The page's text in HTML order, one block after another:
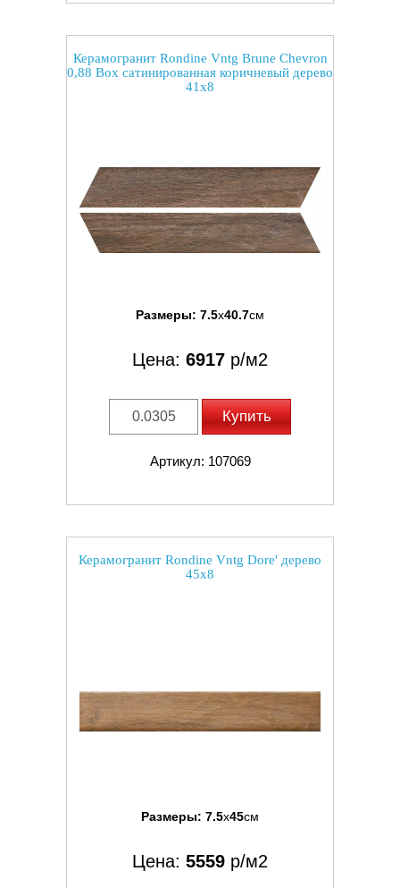
Керамогранит Rondine Vntg Brune Chevron
0,88 Box сатинированная коричневый дерево
41x8
Размеры: 7.5x40.7см
Цена: 6917 р/м2
Купить
Артикул: 107069
Керамогранит Rondine Vntg Dore' дерево
45x8
Размеры: 7.5x45см
Цена: 5559 р/м2